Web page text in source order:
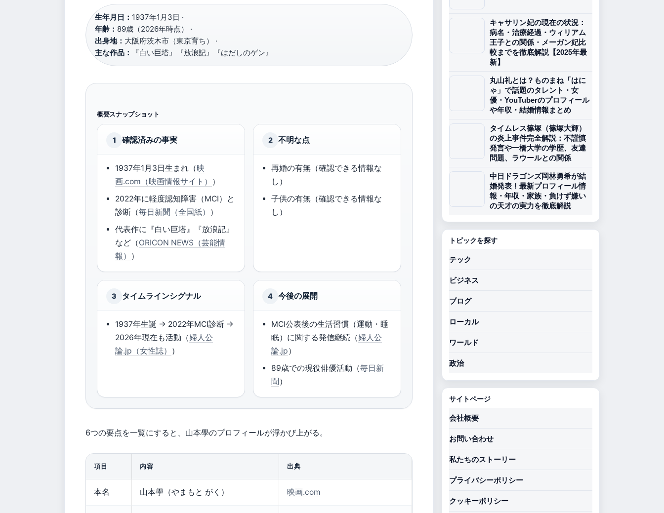
生年月日： 1937年1月3日 ·
年齢： 89歳（2026年時点） ·
出身地： 大阪府茨木市（東京育ち） ·
主な作品：
『白い巨塔』『放浪記』『はだしのゲン』
概要スナップショット
1 確認済みの事実
1937年1月3日生まれ（映
画.com（映画情報サイト） ）
2022年に軽度認知障害（MCI）と
診断（毎日新聞（全国紙） ）
代表作に『白い巨塔』『放浪記』
など（ORICON NEWS（芸能情
報） ）
2 不明な点
再婚の有無（確認できる情報な
し）
子供の有無（確認できる情報な
し）
3 タイムラインシグナル
1937年生誕 → 2022年MCI診断 →
2026年現在も活動（婦人公
論.jp（女性誌） ）
4 今後の展開
MCI公表後の生活習慣（運動・睡
眠）に関する発信継続（婦人公
論.jp）
89歳での現役俳優活動（毎日新
聞 ）
6つの要点を一覧にすると、山本學のプロフィールが浮かび上がる。
項目 内容 出典
本名 山本學（やまもと がく） 映画.com
キャサリン妃の現在の状況：
病名・治療経過・ウィリアム
王子との関係・メーガン妃比
較までを徹底解説【2025年最
新】
丸山礼とは？ものまね「はに
ゃ」で話題のタレント・女
優・YouTuberのプロフィール
や年収・結婚情報まとめ
タイムレス篠塚（篠塚大輝）
の炎上事件完全解説：不謹慎
発言や一橋大学の学歴、友達
問題、ラウールとの関係
中日ドラゴンズ岡林勇希が結
婚発表！最新プロフィール情
報・年収・家族・負けず嫌い
の天才の実力を徹底解説
トピックを探す
テック
ビジネス
ブログ
ローカル
ワールド
政治
サイトページ
会社概要
お問い合わせ
私たちのストーリー
プライバシーポリシー
クッキーポリシー